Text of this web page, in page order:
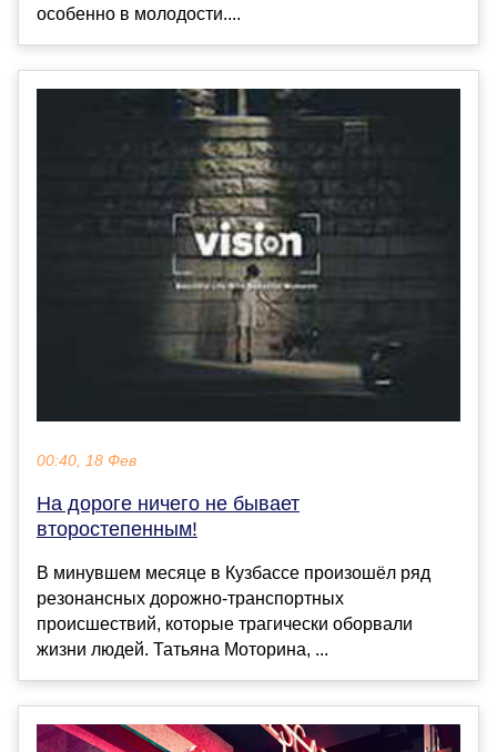
особенно в молодости....
00:40, 18 Фев
На дороге ничего не бывает
второстепенным!
В минувшем месяце в Кузбассе произошёл ряд
резонансных дорожно-транспортных
происшествий, которые трагически оборвали
жизни людей. Татьяна Моторина, ...